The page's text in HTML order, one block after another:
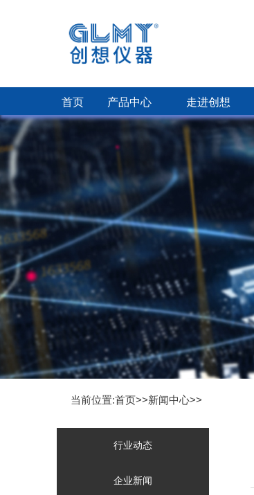
首页 产品中心 走进创想
当前位置:首页>>新闻中心>>
行业动态
企业新闻